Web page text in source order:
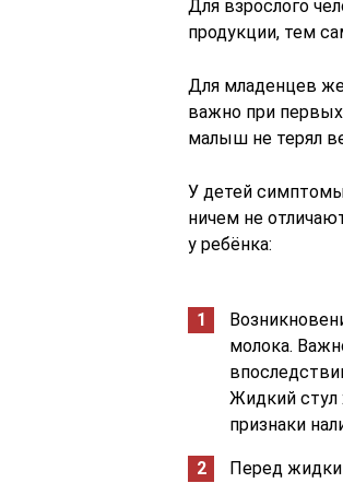
Для взрослого
продукции, тем
Для младенцев
важно при
малыш не терял
У детей
ничем не
у ребёнка:
молока.
Жидкий стул
признаки
Перед